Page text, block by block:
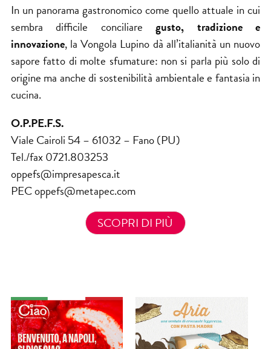
In un panorama gastronomico come quello attuale in cui
sembra difficile conciliaregusto, tradizione e
innovazione, la Vongola Lupino dà all’italianità un nuovo
sapore fatto di molte sfumature: non si parla più solo di
origine ma anche di sostenibilità ambientale e fantasia in
cucina.
O.P.PE.F.S.
Viale Cairoli 54 – 61032 – Fano (PU)
Tel./fax 0721.803253
oppefs@impresapesca.it
PEC oppefs@metapec.com
SCOPRI DI PIÙ